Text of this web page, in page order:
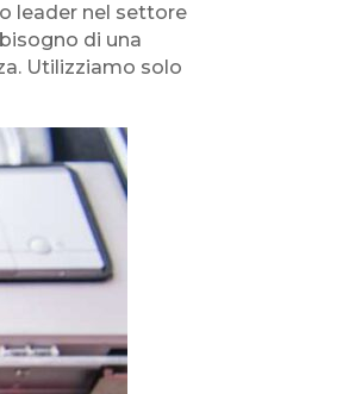
leader nel settore
di una
Utilizziamo solo